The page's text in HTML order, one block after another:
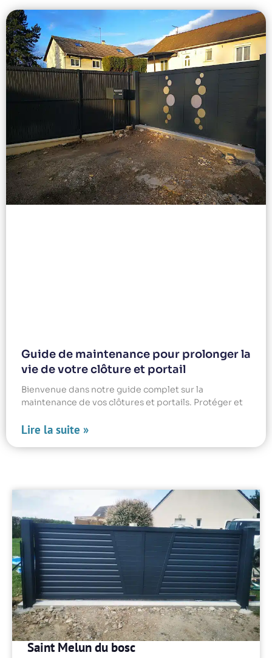
Guide de maintenance pour prolonger la
vie de votre clôture et portail
Bienvenue dans notre guide complet sur la
maintenance de vos clôtures et portails. Protéger et
Lire la suite »
Saint Melun du bosc